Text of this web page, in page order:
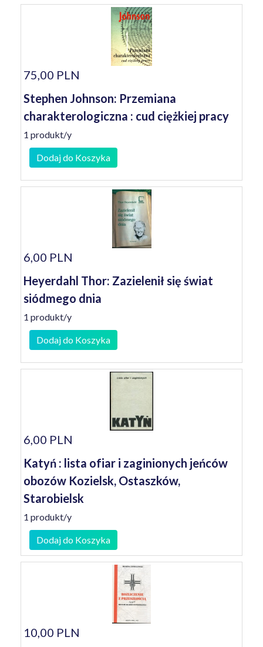
75,00 PLN
Stephen Johnson: Przemiana
charakterologiczna : cud ciężkiej pracy
1 produkt/y
Dodaj do Koszyka
6,00 PLN
Heyerdahl Thor: Zazielenił się świat
siódmego dnia
1 produkt/y
Dodaj do Koszyka
6,00 PLN
Katyń : lista ofiar i zaginionych jeńców
obozów Kozielsk, Ostaszków,
Starobielsk
1 produkt/y
Dodaj do Koszyka
10,00 PLN